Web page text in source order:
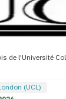
de l'Université
(UCL)